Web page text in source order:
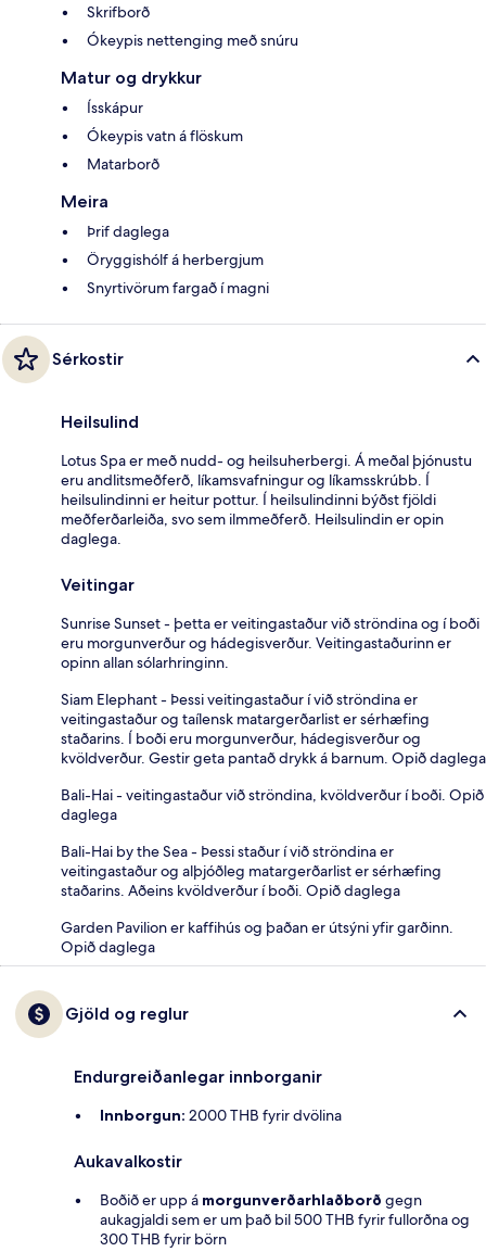
Skrifborð
Ókeypis nettenging með snúru
Matur og drykkur
Ísskápur
Ókeypis vatn á flöskum
Matarborð
Meira
Þrif daglega
Öryggishólf á herbergjum
Snyrtivörum fargað í magni
Sérkostir
Heilsulind
Lotus Spa er með nudd- og heilsuherbergi. Á meðal þjónustu
eru andlitsmeðferð, líkamsvafningur og líkamsskrúbb. Í
heilsulindinni er heitur pottur. Í heilsulindinni býðst fjöldi
meðferðarleiða, svo sem ilmmeðferð. Heilsulindin er opin
daglega.
Veitingar
Sunrise Sunset - þetta er veitingastaður við ströndina og í boði
eru morgunverður og hádegisverður. Veitingastaðurinn er
opinn allan sólarhringinn.
Siam Elephant - Þessi veitingastaður í við ströndina er
veitingastaður og taílensk matargerðarlist er sérhæfing
staðarins. Í boði eru morgunverður, hádegisverður og
kvöldverður. Gestir geta pantað drykk á barnum. Opið daglega
Bali-Hai - veitingastaður við ströndina, kvöldverður í boði. Opið
daglega
Bali-Hai by the Sea - Þessi staður í við ströndina er
veitingastaður og alþjóðleg matargerðarlist er sérhæfing
staðarins. Aðeins kvöldverður í boði. Opið daglega
Garden Pavilion er kaffihús og þaðan er útsýni yfir garðinn.
Opið daglega
Gjöld og reglur
Endurgreiðanlegar innborganir
Innborgun: 2000 THB fyrir dvölina
Aukavalkostir
Boðið er upp á morgunverðarhlaðborð gegn
aukagjaldi sem er um það bil 500 THB fyrir fullorðna og
300 THB fyrir börn